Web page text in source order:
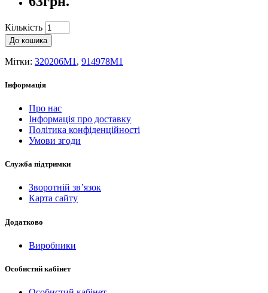
Кількість
До кошика
Мітки: 320206M1 , 914978M1
Інформація
Про нас
Інформація про доставку
Політика конфіденційності
Умови згоди
Служба підтримки
Зворотній зв’язок
Карта сайту
Додатково
Виробники
Особистий кабінет